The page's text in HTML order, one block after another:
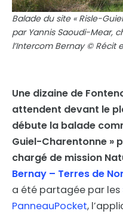
Balade du site « Risle-
par Yannis Saoudi-Mear,
l’Intercom Bernay © Récit
Une dizaine de
attendent devant le
débute la balade
Guiel-Charentonne »
chargé de mission
Bernay – Terres de
a été partagée par les
PanneauPocket,